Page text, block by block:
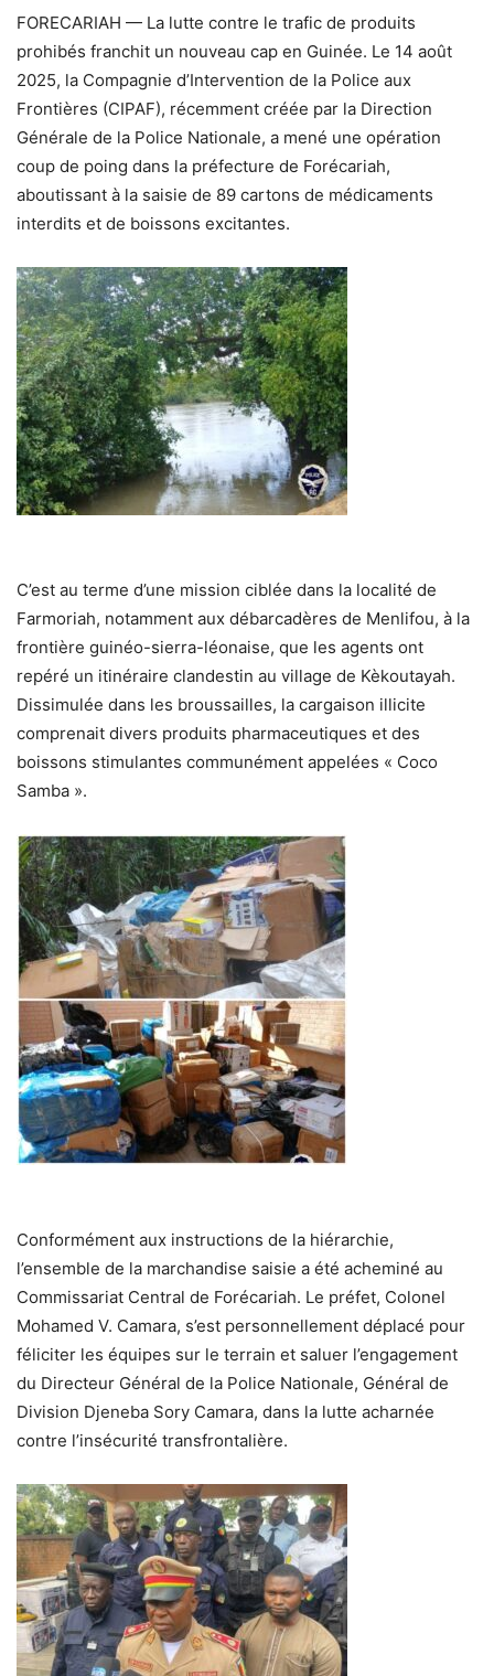
FORECARIAH — La lutte contre le trafic de produits
prohibés franchit un nouveau cap en Guinée. Le 14 août
2025, la Compagnie d’Intervention de la Police aux
Frontières (CIPAF), récemment créée par la Direction
Générale de la Police Nationale, a mené une opération
coup de poing dans la préfecture de Forécariah,
aboutissant à la saisie de 89 cartons de médicaments
interdits et de boissons excitantes.
C’est au terme d’une mission ciblée dans la localité de
Farmoriah, notamment aux débarcadères de Menlifou, à la
frontière guinéo-sierra-léonaise, que les agents ont
repéré un itinéraire clandestin au village de Kèkoutayah.
Dissimulée dans les broussailles, la cargaison illicite
comprenait divers produits pharmaceutiques et des
boissons stimulantes communément appelées « Coco
Samba ».
Conformément aux instructions de la hiérarchie,
l’ensemble de la marchandise saisie a été acheminé au
Commissariat Central de Forécariah. Le préfet, Colonel
Mohamed V. Camara, s’est personnellement déplacé pour
féliciter les équipes sur le terrain et saluer l’engagement
du Directeur Général de la Police Nationale, Général de
Division Djeneba Sory Camara, dans la lutte acharnée
contre l’insécurité transfrontalière.